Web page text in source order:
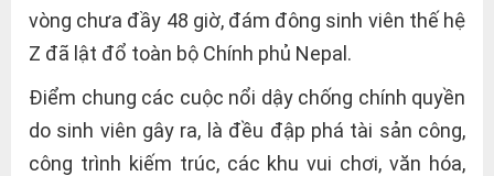
vòng chưa đầy 48 giờ, đám đông sinh viên thế hệ
Z đã lật đổ toàn bộ Chính phủ Nepal.
Điểm chung các cuộc nổi dậy chống chính quyền
do sinh viên gây ra, là đều đập phá tài sản công,
công trình kiếm trúc, các khu vui chơi, văn hóa,